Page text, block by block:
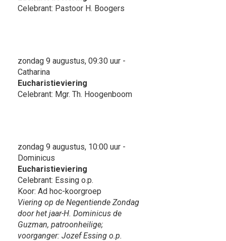
Celebrant: Pastoor H. Boogers
zondag 9 augustus, 09:30 uur -
Catharina
Eucharistieviering
Celebrant: Mgr. Th. Hoogenboom
zondag 9 augustus, 10:00 uur -
Dominicus
Eucharistieviering
Celebrant: Essing o.p.
Koor: Ad hoc-koorgroep
Viering op de Negentiende Zondag
door het jaar-H. Dominicus de
Guzman, patroonheilige;
voorganger: Jozef Essing o.p.